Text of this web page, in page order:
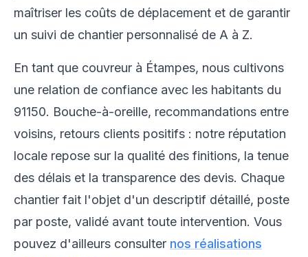
maîtriser les coûts de déplacement et de garantir
un suivi de chantier personnalisé de A à Z.
En tant que couvreur à Étampes, nous cultivons
une relation de confiance avec les habitants du
91150. Bouche-à-oreille, recommandations entre
voisins, retours clients positifs : notre réputation
locale repose sur la qualité des finitions, la tenue
des délais et la transparence des devis. Chaque
chantier fait l'objet d'un descriptif détaillé, poste
par poste, validé avant toute intervention. Vous
pouvez d'ailleurs consulter nos réalisations